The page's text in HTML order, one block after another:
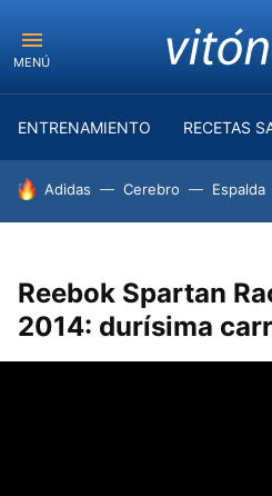
MENÚ
ENTRENAMIENTO RECETAS
HOY SE HABLA DE
Adidas Cerebro Espalda
Reebok Spartan
2014: durísima